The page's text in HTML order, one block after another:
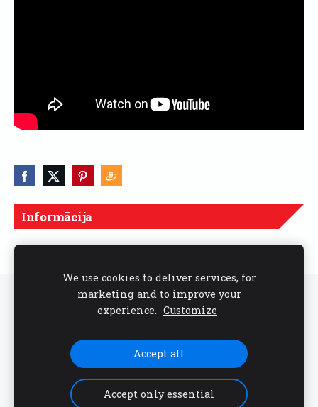
Informācija
Cenas norādītas ar PVN
Sīkdatnes
Seko mums sociālajos tīklos
We use cookies to deliver services, for
marketing and to improve your
experience. Customize
Accept all
Accept only essential